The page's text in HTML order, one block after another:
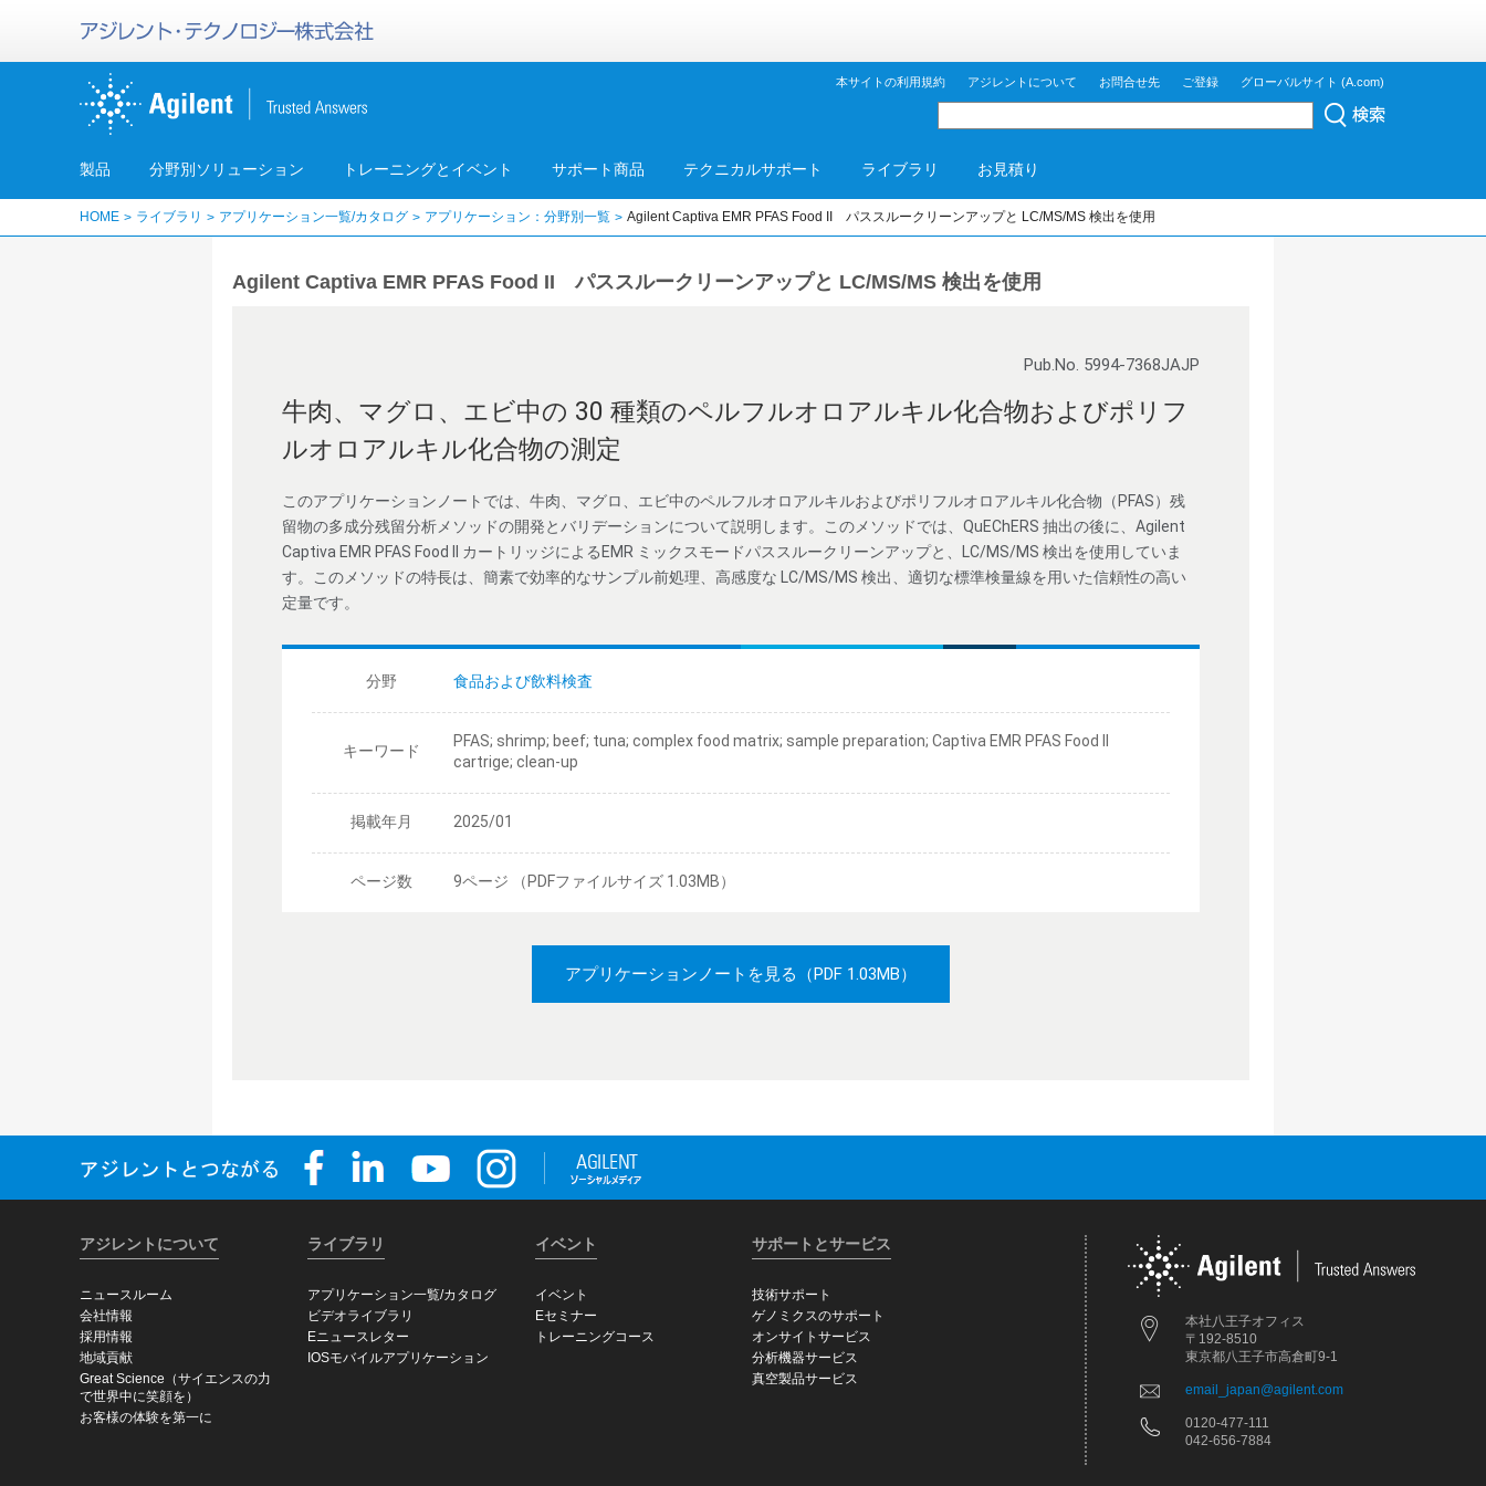
本サイトの利用規約 アジレントについて お問合せ先 ご登録 グローバルサイト (A.com)
製品 分野別ソリューション トレーニングとイベント サポート商品 テクニカルサポート ライブラリ お見積り
HOME ライブラリ アプリケーション一覧/カタログ アプリケーション：分野別一覧 Agilent Captiva EMR PFAS Food II パススルークリーンアップと LC/MS/MS 検出を使用
Agilent Captiva EMR PFAS Food II パススルークリーンアップと LC/MS/MS 検出を使用
Pub.No. 5994-7368JAJP
牛肉、マグロ、エビ中の 30 種類のペルフルオロアルキル化合物およびポリフ
ルオロアルキル化合物の測定
このアプリケーションノートでは、牛肉、マグロ、エビ中のペルフルオロアルキルおよびポリフルオロアルキル化合物（PFAS）残
留物の多成分残留分析メソッドの開発とバリデーションについて説明します。このメソッドでは、QuEChERS 抽出の後に、Agilent
Captiva EMR PFAS Food II カートリッジによるEMR ミックスモードパススルークリーンアップと、LC/MS/MS 検出を使用していま
す。このメソッドの特長は、簡素で効率的なサンプル前処理、高感度な LC/MS/MS 検出、適切な標準検量線を用いた信頼性の高い
定量です。
分野 食品および飲料検査
キーワード
PFAS; shrimp; beef; tuna; complex food matrix; sample preparation; Captiva EMR PFAS Food II
cartrige; clean-up
掲載年月 2025/01
ページ数 9ページ （PDFファイルサイズ 1.03MB）
アプリケーションノートを見る （PDF 1.03MB）
本社八王子オフィス
〒192-8510
東京都八王子市高倉町9-1
email_japan@agilent.com
0120-477-111
042-656-7884
アジレントについて
ニュースルーム
会社情報
採用情報
地域貢献
Great Science（サイエンスの力
で世界中に笑顔を）
お客様の体験を第一に
ライブラリ
アプリケーション一覧/カタログ
ビデオライブラリ
Eニュースレター
IOSモバイルアプリケーション
イベント
イベント
Eセミナー
トレーニングコース
サポートとサービス
技術サポート
ゲノミクスのサポート
オンサイトサービス
分析機器サービス
真空製品サービス